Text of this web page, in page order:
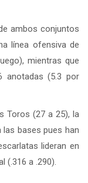
ambos conjuntos
línea ofensiva de
mientras que
anotadas (5.3 por
Toros (27 a 25), la
bases pues han
lideran en
(.316 a .290).